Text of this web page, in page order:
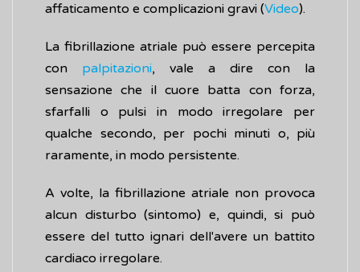
affaticamento e complicazioni gravi (Video).
La fibrillazione atriale può essere percepita
con palpitazioni, vale a dire con la
sensazione che il cuore batta con forza,
sfarfalli o pulsi in modo irregolare per
qualche secondo, per pochi minuti o, più
raramente, in modo persistente.
A volte, la fibrillazione atriale non provoca
alcun disturbo (sintomo) e, quindi, si può
essere del tutto ignari dell'avere un battito
cardiaco irregolare.